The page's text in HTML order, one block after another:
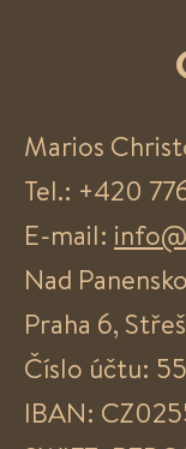
Marios
Tel.: +420
E-mail:
Nad
Praha 6,
Číslo účtu:
IBAN: